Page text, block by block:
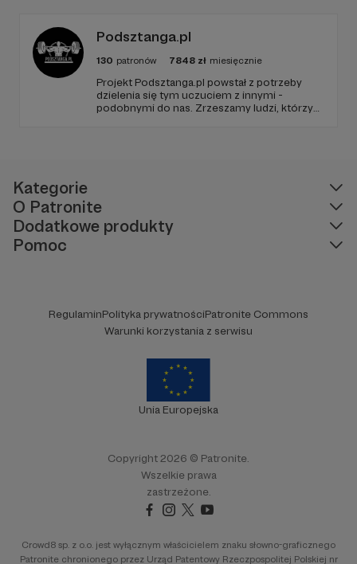
Podsztanga.pl
130 patronów 7848 zł miesięcznie
Projekt Podsztanga.pl powstał z potrzeby
dzielenia się tym uczuciem z innymi -
podobnymi do nas. Zrzeszamy ludzi, którzy
Kategorie
O Patronite
Dodatkowe produkty
Pomoc
RegulaminPolityka prywatnościPatronite Commons
Warunki korzystania z serwisu
Unia Europejska
Copyright 2026 © Patronite.
Wszelkie prawa
zastrzeżone.
Crowd8 sp. z o.o. jest wyłącznym właścicielem znaku słowno-graficznego
Patronite chronionego przez Urząd Patentowy Rzeczpospolitej Polskiej nr